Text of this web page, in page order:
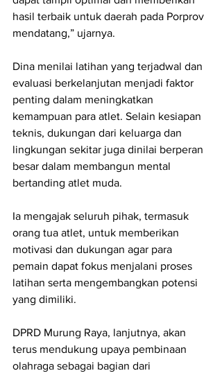
hasil terbaik untuk daerah pada Porprov
mendatang,” ujarnya.
Dina menilai latihan yang terjadwal dan
evaluasi berkelanjutan menjadi faktor
penting dalam meningkatkan
kemampuan para atlet. Selain kesiapan
teknis, dukungan dari keluarga dan
lingkungan sekitar juga dinilai berperan
besar dalam membangun mental
bertanding atlet muda.
Ia mengajak seluruh pihak, termasuk
orang tua atlet, untuk memberikan
motivasi dan dukungan agar para
pemain dapat fokus menjalani proses
latihan serta mengembangkan potensi
yang dimiliki.
DPRD Murung Raya, lanjutnya, akan
terus mendukung upaya pembinaan
olahraga sebagai bagian dari